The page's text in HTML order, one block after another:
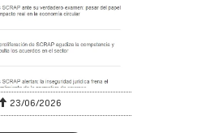
23/06/2026